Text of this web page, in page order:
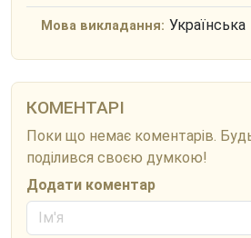
Мова викладання: Українська
КОМЕНТАРІ
Поки що немає коментарів.
поділився своєю думкою!
Додати коментар